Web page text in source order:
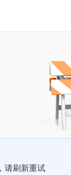
请刷新重试